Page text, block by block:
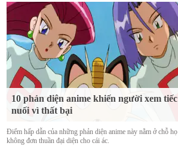
10 phản diện anime khiến người xem tiếc
nuối vì thất bại
Điểm hấp dẫn của những phản diện anime này nằm ở chỗ họ
không đơn thuần đại diện cho cái ác.